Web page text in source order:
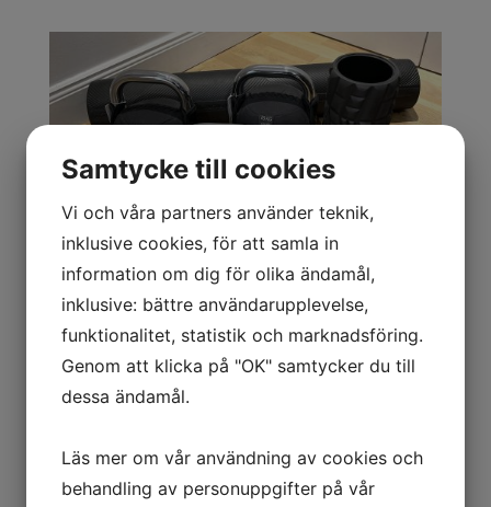
Publicerat 2025-09-17
Boka tid hos våra naprapater och
fysioterapeuter
Samtycke till cookies
Vi och våra partners använder teknik,
inklusive cookies, för att samla in
information om dig för olika ändamål,
inklusive: bättre användarupplevelse,
funktionalitet, statistik och marknadsföring.
Genom att klicka på "OK" samtycker du till
dessa ändamål.
Läs mer om vår användning av cookies och
behandling av personuppgifter på vår